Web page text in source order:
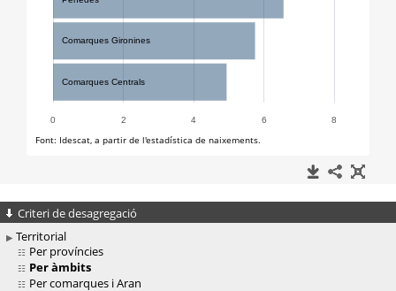
Criteri de desagregació
Territorial
Per províncies
Per àmbits
Per comarques i Aran